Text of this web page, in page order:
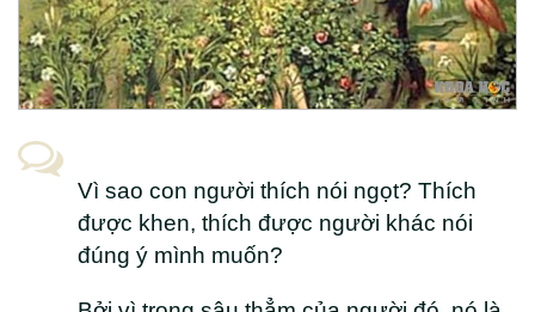
Vì sao con người thích nói ngọt? Thích
được khen, thích được người khác nói
đúng ý mình muốn?